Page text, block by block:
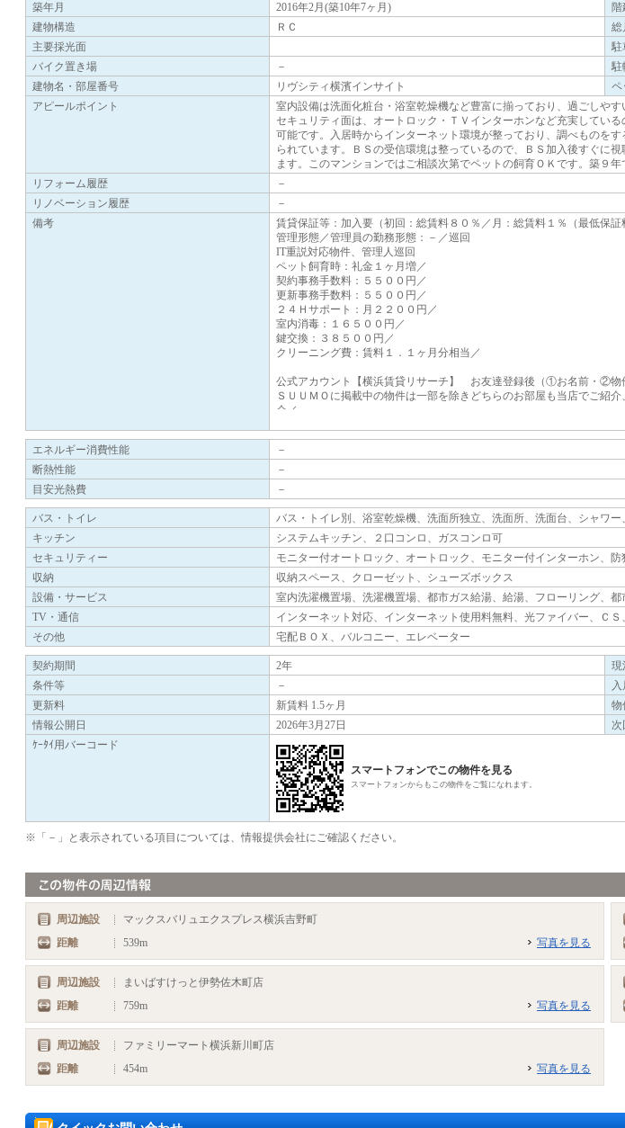
築年月
2016年2月(築10年7ヶ月) 階
建物構造
ＲＣ 総
主要採光面
駐
バイク置き場
－ 駐
建物名・部屋番号
リヴシティ横濱インサイト ペ
アピールポイント
室内設備は洗面化粧台・浴室乾燥機など豊富に揃っており、過ごしや
セキュリティ面は、オートロック・ＴＶインターホンなど充実してい
可能です。入居時からインターネット環境が整っており、調べものを
られています。ＢＳの受信環境は整っているので、ＢＳ加入後すぐに
ます。このマンションではご相談次第でペットの飼育ＯＫです。築９年
リフォーム履歴
－
リノベーション履歴
－
備考
賃貸保証等：加入要（初回：総賃料８０％／月：総賃料１％（最低保
管理形態／管理員の勤務形態：－／巡回
IT重説対応物件、管理人巡回
ペット飼育時：礼金１ヶ月増／
契約事務手数料：５５００円／
更新事務手数料：５５００円／
２４Ｈサポート：月２２００円／
室内消毒：１６５００円／
鍵交換：３８５００円／
クリーニング費：賃料１．１ヶ月分相当／
公式アカウント【横浜賃貸リサーチ】 お友達登録後（①お名前・②物
ＳＵＵＭＯに掲載中の物件は一部を除きどちらのお部屋も当店でご紹
介／
収納はシューズボックス・クロゼットなどが備え付けられているので
いお部屋になります。セキュリティ面は、ＴＶインターホン・オート
間も待機する必要がなくなります。共用設備の充実している、楽しく
エネルギー消費性能
－
断熱性能
－
目安光熱費
－
バス・トイレ
バス・トイレ別、浴室乾燥機、洗面所独立、洗面所、洗面台、シャワ
キッチン
システムキッチン、２口コンロ、ガスコンロ可
セキュリティー
モニター付オートロック、オートロック、モニター付インターホン、防
収納
収納スペース、クローゼット、シューズボックス
設備・サービス
室内洗濯機置場、洗濯機置場、都市ガス給湯、給湯、フローリング、都
TV・通信
インターネット対応、インターネット使用料無料、光ファイバー、ＣＳ
その他
宅配ＢＯＸ、バルコニー、エレベーター
契約期間 2年 現
条件等
－
更新料
新賃料 1.5ヶ月 物
情報公開日
2026年3月27日 次
ｹｰﾀｲ用バーコード
スマートフォンでこの物件を見る
スマートフォンからもこの物件をご覧になれます。
※「－」と表示されている項目については、情報提供会社にご確認ください。
周辺施設
マックスバリュエクスプレス横浜吉野町
距離
539m 写真を見る
周辺施設
まいばすけっと伊勢佐木町店
距離
759m 写真を見る
周辺施設
ファミリーマート横浜新川町店
距離
454m 写真を見る